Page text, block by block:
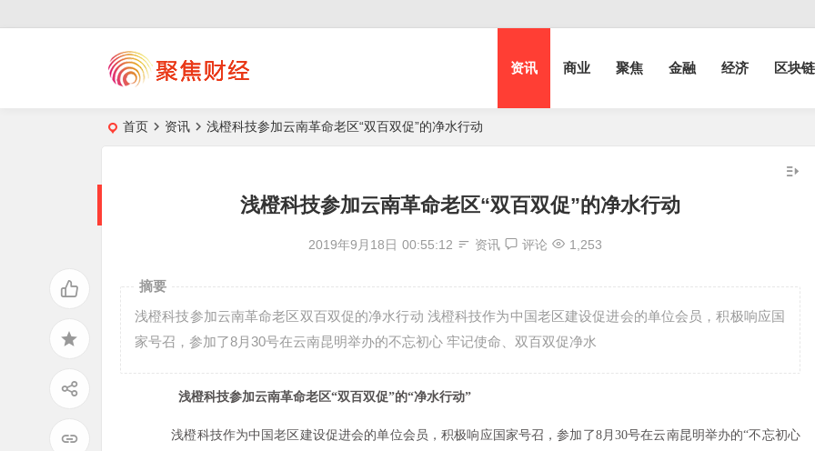
资讯 商业 聚焦 金融 经济 区块链
首页 资讯 浅橙科技参加云南革命老区“双百双促”的净水行动
浅橙科技参加云南革命老区“双百双促”的净水行动
2019年9月18日 00:55:12 资讯 评论 1,253
摘要
浅橙科技参加云南革命老区双百双促的净水行动 浅橙科技作为中国老区建设促进会的单位会员，积极响应国
家号召，参加了8月30号在云南昆明举办的不忘初心 牢记使命、双百双促净水
浅橙科技参加云南革命老区“双百双促”的“净水行动”
浅橙科技作为中国老区建设促进会的单位会员，积极响应国家号召，参加了8月30号在云南昆明举办的“不忘初心